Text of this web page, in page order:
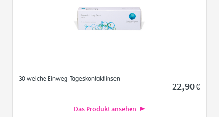
30 weiche Einweg-Tageskontaktlinsen
22,90€
Das Produkt ansehen